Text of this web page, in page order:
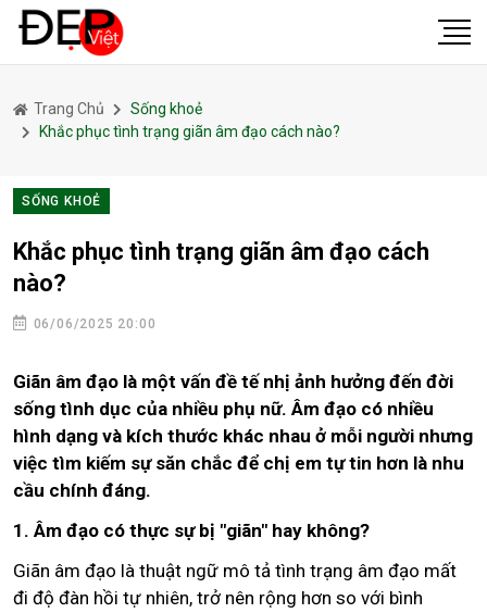
Trang Chủ
Sống khoẻ
Khắc phục tình trạng giãn âm đạo cách nào?
SỐNG KHOẺ
Khắc phục tình trạng giãn âm đạo cách
nào?
06/06/2025 20:00
Giãn âm đạo là một vấn đề tế nhị ảnh hưởng đến đời
sống tình dục của nhiều phụ nữ. Âm đạo có nhiều
hình dạng và kích thước khác nhau ở mỗi người nhưng
việc tìm kiếm sự săn chắc để chị em tự tin hơn là nhu
cầu chính đáng.
1. Âm đạo có thực sự bị "giãn" hay không?
Giãn âm đạo là thuật ngữ mô tả tình trạng âm đạo mất
đi độ đàn hồi tự nhiên, trở nên rộng hơn so với bình